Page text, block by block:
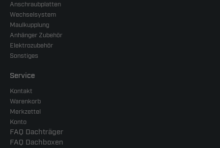
Anschraubplatten
Wechselsystem
Maulkupplung
Anhänger Zubehör
Elektrozubehör
Sonstiges
Service
Kontakt
Warenkorb
Merkzettel
Konto
FAQ Dachträger
FAQ Dachboxen